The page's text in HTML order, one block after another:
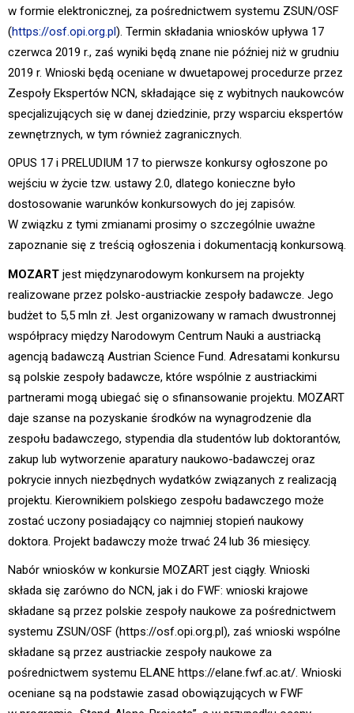
w formie elektronicznej, za pośrednictwem systemu ZSUN/OSF
(https://osf.opi.org.pl). Termin składania wniosków upływa 17
czerwca 2019 r., zaś wyniki będą znane nie później niż w grudniu
2019 r. Wnioski będą oceniane w dwuetapowej procedurze przez
Zespoły Ekspertów NCN, składające się z wybitnych naukowców
specjalizujących się w danej dziedzinie, przy wsparciu ekspertów
zewnętrznych, w tym również zagranicznych.
OPUS 17 i PRELUDIUM 17 to pierwsze konkursy ogłoszone po
wejściu w życie tzw. ustawy 2.0, dlatego konieczne było
dostosowanie warunków konkursowych do jej zapisów.
W związku z tymi zmianami prosimy o szczególnie uważne
zapoznanie się z treścią ogłoszenia i dokumentacją konkursową.
MOZART jest międzynarodowym konkursem na projekty
realizowane przez polsko-austriackie zespoły badawcze. Jego
budżet to 5,5 mln zł. Jest organizowany w ramach dwustronnej
współpracy między Narodowym Centrum Nauki a austriacką
agencją badawczą Austrian Science Fund. Adresatami konkursu
są polskie zespoły badawcze, które wspólnie z austriackimi
partnerami mogą ubiegać się o sfinansowanie projektu. MOZART
daje szanse na pozyskanie środków na wynagrodzenie dla
zespołu badawczego, stypendia dla studentów lub doktorantów,
zakup lub wytworzenie aparatury naukowo-badawczej oraz
pokrycie innych niezbędnych wydatków związanych z realizacją
projektu. Kierownikiem polskiego zespołu badawczego może
zostać uczony posiadający co najmniej stopień naukowy
doktora. Projekt badawczy może trwać 24 lub 36 miesięcy.
Nabór wniosków w konkursie MOZART jest ciągły. Wnioski
składa się zarówno do NCN, jak i do FWF: wnioski krajowe
składane są przez polskie zespoły naukowe za pośrednictwem
systemu ZSUN/OSF (https://osf.opi.org.pl), zaś wnioski wspólne
składane są przez austriackie zespoły naukowe za
pośrednictwem systemu ELANE https://elane.fwf.ac.at/. Wnioski
oceniane są na podstawie zasad obowiązujących w FWF